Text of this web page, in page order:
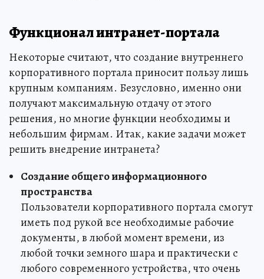
Функционал интранет-портала
Некоторые считают, что создание внутреннего
корпоративного портала приносит пользу лишь
крупным компаниям. Безусловно, именно они
получают максимальную отдачу от этого
решения, но многие функции необходимы и
небольшим фирмам. Итак, какие задачи может
решить внедрение интранета?
Создание общего информационного
пространства
Пользователи корпоративного портала смогут
иметь под рукой все необходимые рабочие
документы, в любой момент времени, из
любой точки земного шара и практически с
любого современного устройства, что очень